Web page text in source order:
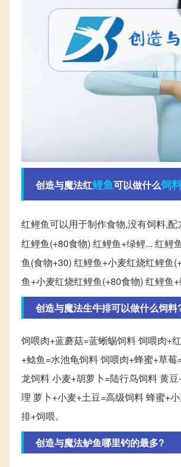
创造与魔法红鲤鱼可以做什么饲
红鲤鱼可以用于制作食物,没有饲料,
红鲤鱼(+80食物) 红鲤鱼+绿鲤... 红鲤
鱼(食物+30) 红鲤鱼+小麦红烧红鲤鱼
鱼+小麦红烧红鲤鱼(+80食物) 红鲤鱼
创造与魔法生牛排可以做什么饲料
饲喂肉+蓝蘑菇=蓝蜥蜴饲料 饲喂肉+
+鲶鱼=水池龟饲料 饲喂肉+蜂蜜+草
龙饲料 小麦+胡萝卜=陆行鸟饲料 黄
理 萝卜+小麦+土豆=高级饲料 蜂蜜+
排+饲喂。
创造与魔法鲈鱼哪里钓的最多?